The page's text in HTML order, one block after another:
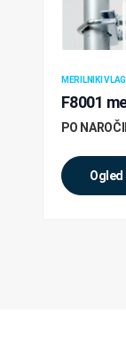
MERILNIKI
F8001
Ogled
PO